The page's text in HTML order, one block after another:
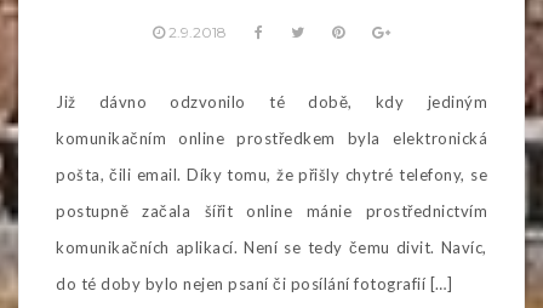
2.9.2018
Již dávno odzvonilo té době, kdy jediným
komunikačním online prostředkem byla elektronická
pošta, čili email. Díky tomu, že přišly chytré telefony, se
postupně začala šířit online mánie prostřednictvím
komunikačních aplikací. Není se tedy čemu divit. Navíc,
do té doby bylo nejen psaní či posílání fotografií […]